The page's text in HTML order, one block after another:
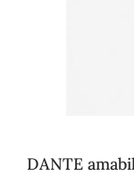
DANTE